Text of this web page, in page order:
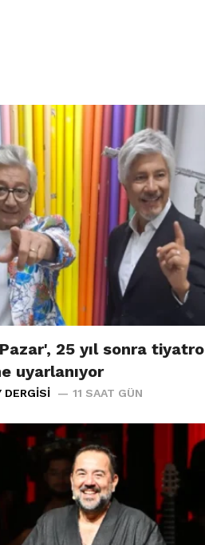
25 yıl sonra tiyatro
uyarlanıyor
DERGISI 11 SAAT GÜN